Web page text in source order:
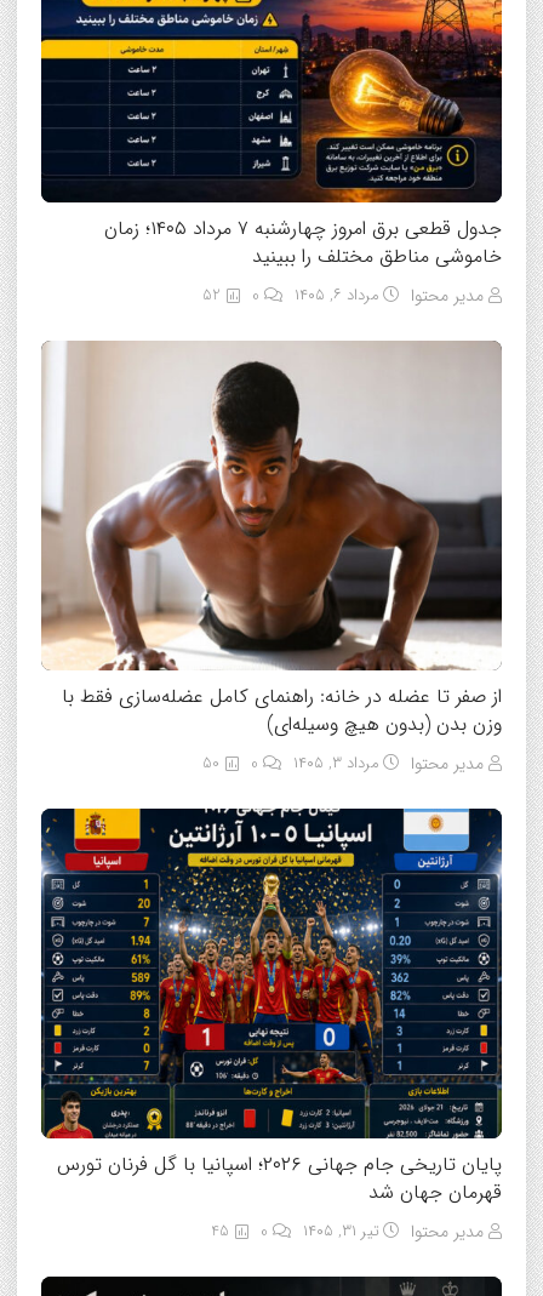
جدول قطعی برق امروز چهارشنبه ۷ مرداد ۱۴۰۵؛ زمان
خاموشی مناطق مختلف را ببینید
مدیر محتوا مرداد ۶, ۱۴۰۵ 52
از صفر تا عضله در خانه: راهنمای کامل عضله‌سازی فقط با
وزن بدن (بدون هیچ وسیله‌ای)
مدیر محتوا مرداد ۳, ۱۴۰۵ 50
پایان تاریخی جام جهانی ۲۰۲۶؛ اسپانیا با گل فرنان تورس
قهرمان جهان شد
مدیر محتوا تیر ۳۱, ۱۴۰۵ 45